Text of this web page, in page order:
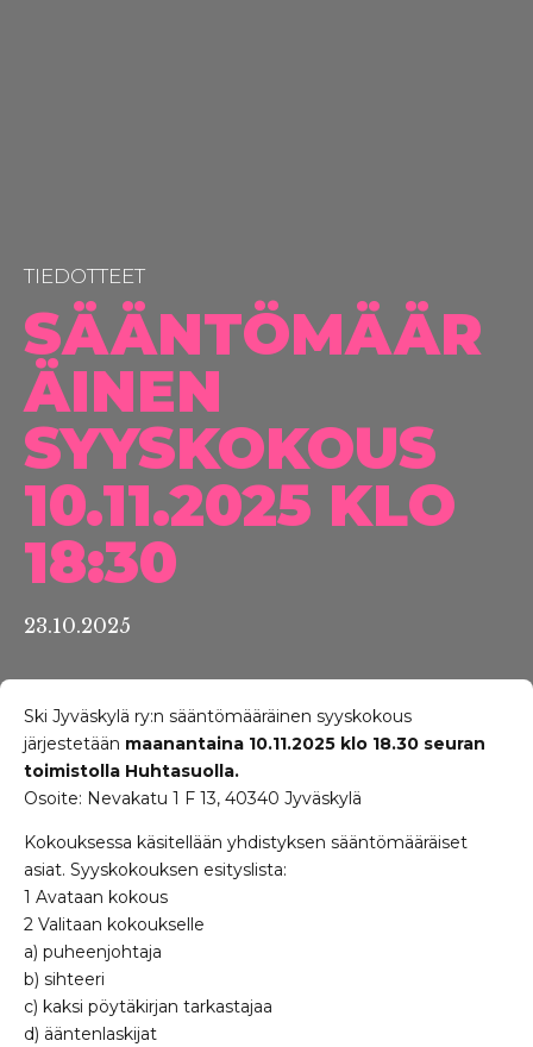
TIEDOTTEET
SÄÄNTÖMÄÄR
ÄINEN
SYYSKOKOUS
10.11.2025 KLO
18:30
23.10.2025
Ski Jyväskylä ry:n sääntömääräinen syyskokous
järjestetään maanantaina 10.11.2025 klo 18.30 seuran
toimistolla Huhtasuolla.
Osoite: Nevakatu 1 F 13, 40340 Jyväskylä
Kokouksessa käsitellään yhdistyksen sääntömääräiset
asiat. Syyskokouksen esityslista:
1 Avataan kokous
2 Valitaan kokoukselle
a) puheenjohtaja
b) sihteeri
c) kaksi pöytäkirjan tarkastajaa
d) ääntenlaskijat